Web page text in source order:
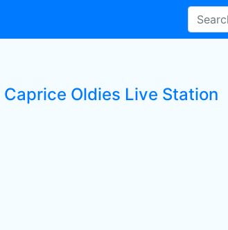
Caprice Oldies Live Station